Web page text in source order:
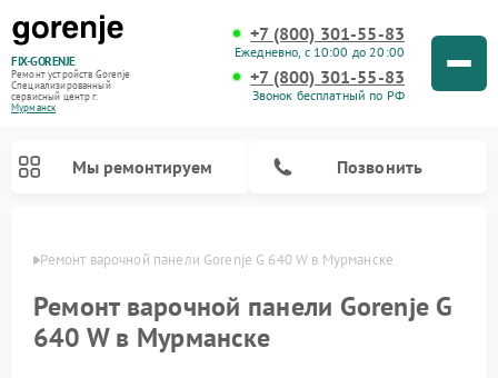
FIX-GORENJE
Ремонт устройств Gorenje
Специализированный
cервисный центр г.
Мурманск
+7 (800) 301-55-83
Ежедневно, с 10:00 до 20:00
+7 (800) 301-55-83
Звонок бесплатный по РФ
Мы ремонтируем Позвонить
Ремонт варочной панели Gorenje G 640 W в Мурманске
Ремонт варочной панели Gorenje G
640 W в Мурманске